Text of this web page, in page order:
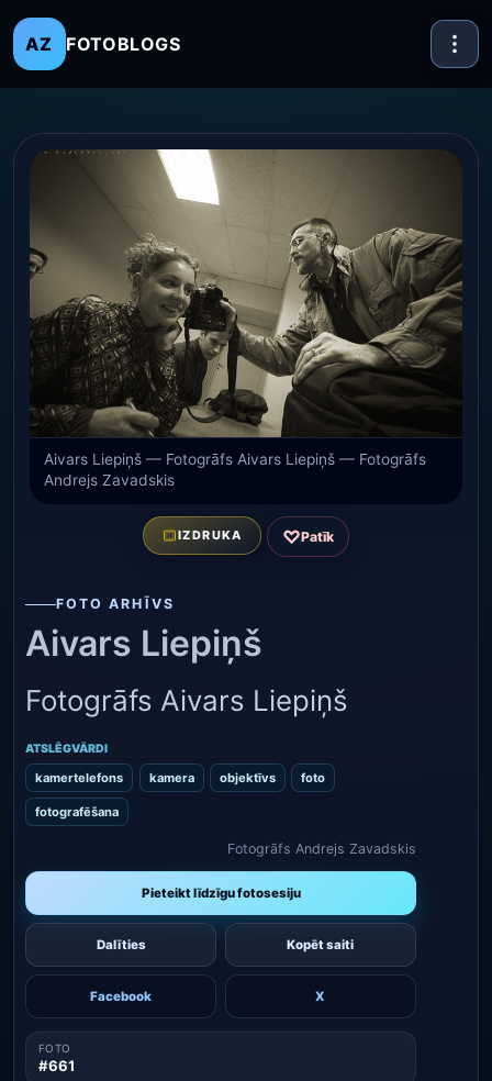
AZ FOTOBLOGS
Aivars Liepiņš — Fotogrāfs Aivars Liepiņš — Fotogrāfs
Andrejs Zavadskis
IZDRUKA ♡Patīk
FOTO ARHĪVS
Aivars Liepiņš
Fotogrāfs Aivars Liepiņš
ATSLĒGVĀRDI
kamertelefons kamera objektīvs foto
fotografēšana
Fotogrāfs Andrejs Zavadskis
Pieteikt līdzīgu fotosesiju
Dalīties Kopēt saiti
Facebook X
FOTO
#661